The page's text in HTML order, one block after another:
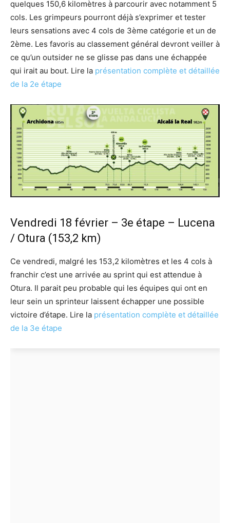
quelques 150,6 kilomètres à parcourir avec notamment 5
cols. Les grimpeurs pourront déjà s’exprimer et tester
leurs sensations avec 4 cols de 3ème catégorie et un de
2ème. Les favoris au classement général devront veiller à
ce qu’un outsider ne se glisse pas dans une échappée
qui irait au bout. Lire la présentation complète et détaillée
de la 2e étape
Vendredi 18 février – 3e étape – Lucena
/ Otura (153,2 km)
Ce vendredi, malgré les 153,2 kilomètres et les 4 cols à
franchir c’est une arrivée au sprint qui est attendue à
Otura. Il parait peu probable qui les équipes qui ont en
leur sein un sprinteur laissent échapper une possible
victoire d’étape. Lire la présentation complète et détaillée
de la 3e étape